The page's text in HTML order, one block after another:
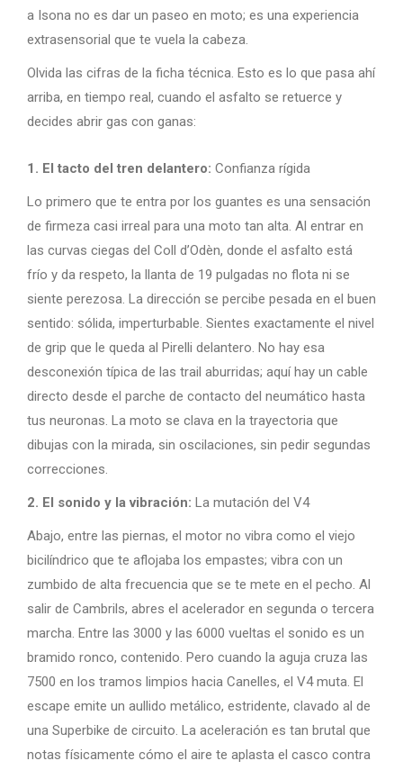
a Isona no es dar un paseo en moto; es una experiencia
extrasensorial que te vuela la cabeza.
Olvida las cifras de la ficha técnica. Esto es lo que pasa ahí
arriba, en tiempo real, cuando el asfalto se retuerce y
decides abrir gas con ganas:
1. El tacto del tren delantero: Confianza rígida
Lo primero que te entra por los guantes es una sensación
de firmeza casi irreal para una moto tan alta. Al entrar en
las curvas ciegas del Coll d’Odèn, donde el asfalto está
frío y da respeto, la llanta de 19 pulgadas no flota ni se
siente perezosa. La dirección se percibe pesada en el buen
sentido: sólida, imperturbable. Sientes exactamente el nivel
de grip que le queda al Pirelli delantero. No hay esa
desconexión típica de las trail aburridas; aquí hay un cable
directo desde el parche de contacto del neumático hasta
tus neuronas. La moto se clava en la trayectoria que
dibujas con la mirada, sin oscilaciones, sin pedir segundas
correcciones.
2. El sonido y la vibración: La mutación del V4
Abajo, entre las piernas, el motor no vibra como el viejo
bicilíndrico que te aflojaba los empastes; vibra con un
zumbido de alta frecuencia que se te mete en el pecho. Al
salir de Cambrils, abres el acelerador en segunda o tercera
marcha. Entre las 3000 y las 6000 vueltas el sonido es un
bramido ronco, contenido. Pero cuando la aguja cruza las
7500 en los tramos limpios hacia Canelles, el V4 muta. El
escape emite un aullido metálico, estridente, clavado al de
una Superbike de circuito. La aceleración es tan brutal que
notas físicamente cómo el aire te aplasta el casco contra